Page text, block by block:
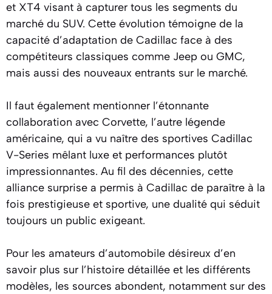
et XT4 visant à capturer tous les segments du
marché du SUV. Cette évolution témoigne de la
capacité d’adaptation de Cadillac face à des
compétiteurs classiques comme Jeep ou GMC,
mais aussi des nouveaux entrants sur le marché.
Il faut également mentionner l’étonnante
collaboration avec Corvette, l’autre légende
américaine, qui a vu naître des sportives Cadillac
V-Series mêlant luxe et performances plutôt
impressionnantes. Au fil des décennies, cette
alliance surprise a permis à Cadillac de paraître à la
fois prestigieuse et sportive, une dualité qui séduit
toujours un public exigeant.
Pour les amateurs d’automobile désireux d’en
savoir plus sur l’histoire détaillée et les différents
modèles, les sources abondent, notamment sur des